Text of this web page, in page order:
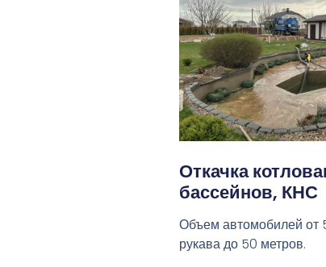
Откачка
бассейнов, КНС
Объем автомобилей от
рукава до 50 метров.